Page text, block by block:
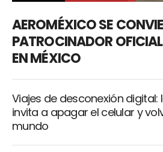
AEROMÉXICO SE
PATROCINADOR OFICIAL
EN MÉXICO
Viajes de desconexión
invita a apagar el celular y
mundo